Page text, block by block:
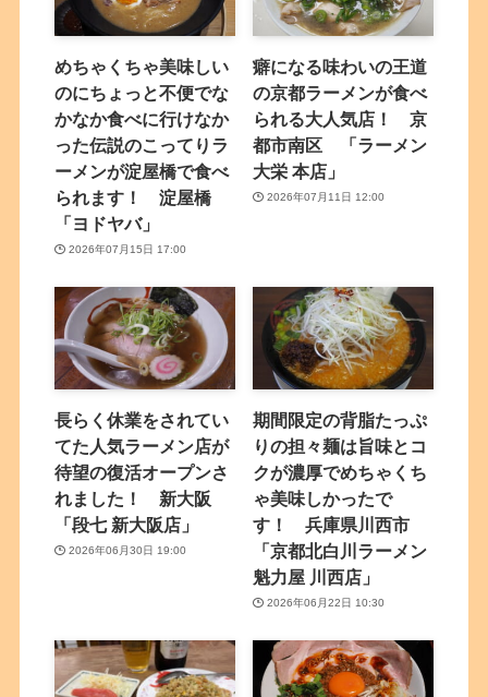
めちゃくちゃ美味しい
のにちょっと不便でな
かなか食べに行けなか
った伝説のこってりラ
ーメンが淀屋橋で食べ
られます！ 淀屋橋
「ヨドヤバ」
2026年07月15日 17:00
癖になる味わいの王道
の京都ラーメンが食べ
られる大人気店！ 京
都市南区 「ラーメン
大栄 本店」
2026年07月11日 12:00
長らく休業をされてい
てた人気ラーメン店が
待望の復活オープンさ
れました！ 新大阪
「段七 新大阪店」
2026年06月30日 19:00
期間限定の背脂たっぷ
りの担々麺は旨味とコ
クが濃厚でめちゃくち
ゃ美味しかったで
す！ 兵庫県川西市
「京都北白川ラーメン
魁力屋 川西店」
2026年06月22日 10:30